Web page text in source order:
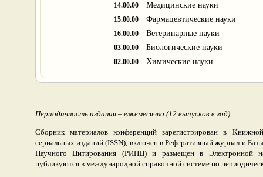
14.00.00 Медицинские науки
15.00.00 Фармацевтические науки
16.00.00 Ветеринарные науки
03.00.00 Биологические науки
02.00.00 Химические науки
Периодичность издания – ежемесячно (12 выпусков в год).
Сборник материалов конференций зарегистрирован в
сериальных изданий (ISSN), включен в Реферативный журнал и
Научного Цитирования (РИНЦ) и размещен в Электронной
публикуются в международной справочной системе по